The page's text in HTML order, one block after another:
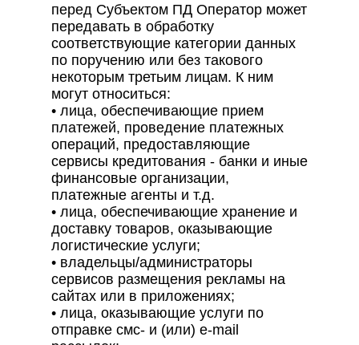
перед Субъектом ПД Оператор может
передавать в обработку
соответствующие категории данных
по поручению или без такового
некоторым третьим лицам. К ним
могут относиться:
• лица, обеспечивающие прием
платежей, проведение платежных
операций, предоставляющие
сервисы кредитования - банки и иные
финансовые организации,
платежные агенты и т.д.
• лица, обеспечивающие хранение и
доставку товаров, оказывающие
логистические услуги;
• владельцы/администраторы
сервисов размещения рекламы на
сайтах или в приложениях;
• лица, оказывающие услуги по
отправке смс- и (или) e-mail